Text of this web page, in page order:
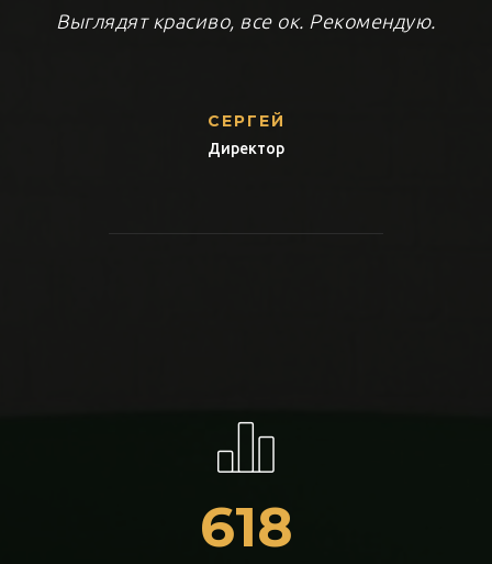
Выглядят красиво, все ок. Рекомендую.
СЕРГЕЙ
Директор
658